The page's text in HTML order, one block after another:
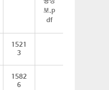
1521
3
1582
6